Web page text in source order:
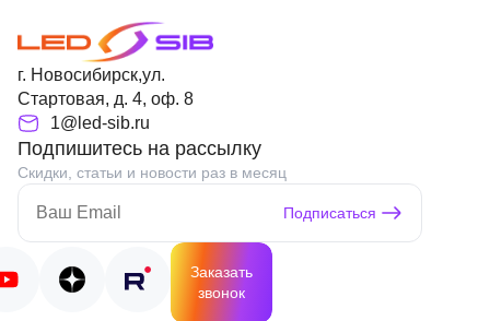
г. Новосибирск,ул.
Стартовая, д. 4, оф. 8
1@led-sib.ru
Подпишитесь на рассылку
Скидки, статьи и новости раз в месяц
Подписаться
Заказать
звонок